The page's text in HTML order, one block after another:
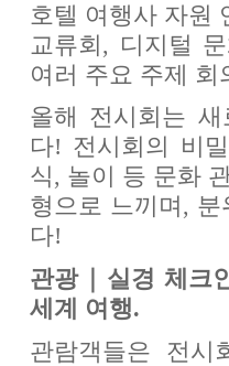
호텔 여행사 자원
교류회, 디지털
여러 주요 주제 회
올해 전시회는
다! 전시회의 비
식, 놀이 등 문화
형으로 느끼며,
다!
관광｜실경 체크
세계 여행.
관람객들은 전시